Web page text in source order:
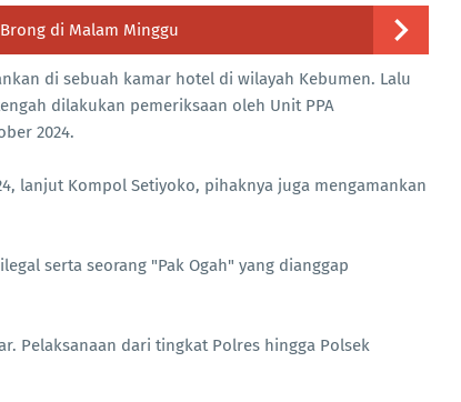
di Malam Minggu
di sebuah kamar hotel di wilayah Kebumen. Lalu
dilakukan pemeriksaan oleh Unit PPA
2024.
lanjut Kompol Setiyoko, pihaknya juga mengamankan
serta seorang "Pak Ogah" yang dianggap
Pelaksanaan dari tingkat Polres hingga Polsek